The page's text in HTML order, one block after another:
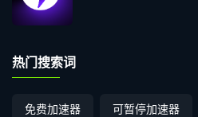
热门搜索词
免费加速器 可暂停加速器